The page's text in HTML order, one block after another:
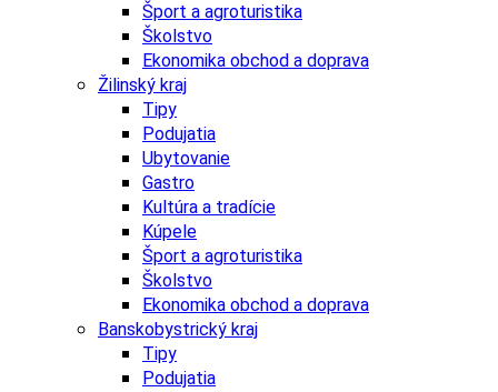
Šport a agroturistika
Školstvo
Ekonomika obchod a doprava
Žilinský kraj
Tipy
Podujatia
Ubytovanie
Gastro
Kultúra a tradície
Kúpele
Šport a agroturistika
Školstvo
Ekonomika obchod a doprava
Banskobystrický kraj
Tipy
Podujatia